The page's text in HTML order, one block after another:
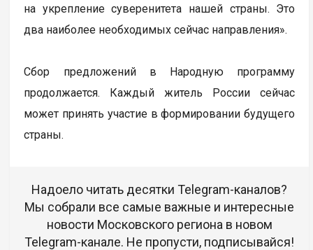
на укрепление суверенитета нашей страны. Это
два наиболее необходимых сейчас направления».
Сбор предложений в Народную программу
продолжается. Каждый житель России сейчас
может принять участие в формировании будущего
страны.
Надоело читать десятки Telegram-каналов?
Мы собрали все самые важные и интересные
новости Московского региона в новом
Telegram-канале. Не пропусти, подписывайся!